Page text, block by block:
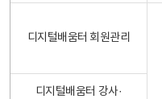
디지털배움터 회원관리
디지털배움터 강사·